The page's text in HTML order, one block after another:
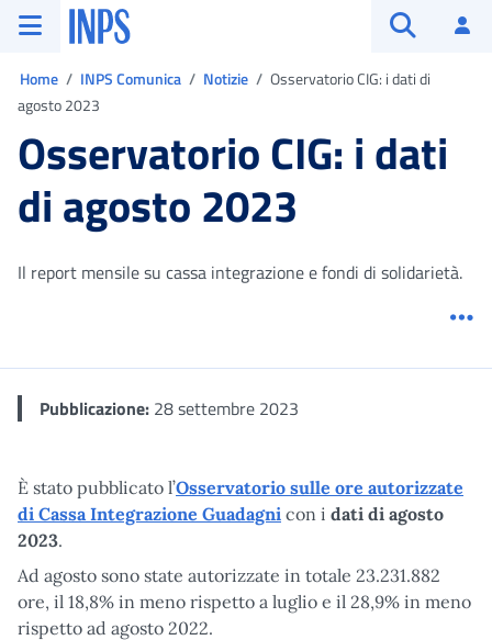
Vai al menu principale
Vai al contenuto principale
Vai al pie' di pagina
INPS ()
Home INPS Comunica Notizie
Osservatorio CIG: i dati di
agosto 2023
Osservatorio CIG: i dati
di agosto 2023
Il report mensile su cassa integrazione e fondi di solidarietà.
Pubblicazione: 28 settembre 2023
È stato pubblicato l’Osservatorio sulle ore autorizzate
di Cassa Integrazione Guadagni con i dati di agosto
2023.
Ad agosto sono state autorizzate in totale 23.231.882
ore, il 18,8% in meno rispetto a luglio e il 28,9% in meno
rispetto ad agosto 2022.